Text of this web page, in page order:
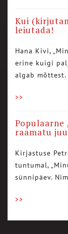
Kui
leiutada!
Hana Kivi,
erine kuigi
algab
>>
Populaarne
raamatu
Kirjastuse
tuntumal,
sünnipäev.
>>